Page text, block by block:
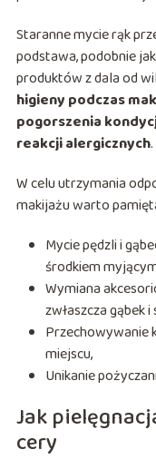
Staranne mycie rąk
podstawa, podobnie
produktów z dala od
higieny podczas
pogorszenia
reakcji alergicznych.
W celu utrzymania
makijażu warto
Mycie pędzli i
środkiem
Wymiana
zwłaszcza gąbek
Przechowywanie
miejscu,
Unikanie
Jak
cery